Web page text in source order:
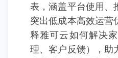
表，涵盖平台使用、
突出低成本高效运营
释雅可云如何解决
理、客户反馈），助